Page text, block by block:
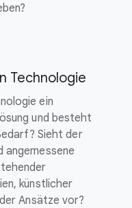
Technologie
ein
und besteht
Sieht der
angemessene
künstlicher
Ansätze vor?